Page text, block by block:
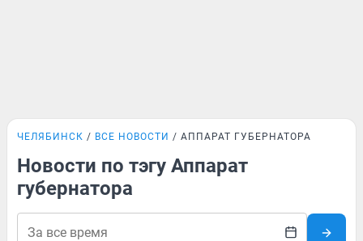
ЧЕЛЯБИНСК ВСЕ НОВОСТИ АППАРАТ ГУБЕРНАТОРА
Новости по тэгу Аппарат
губернатора